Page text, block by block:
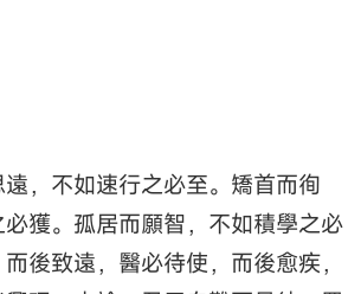
，不如速行之必至。矯首而徇
獲。孤居而願智，不如積學之必
後致遠，醫必待使，而後愈疾，